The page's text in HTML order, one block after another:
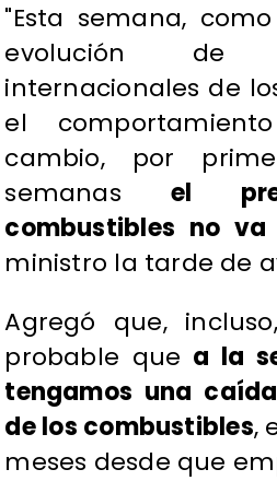
"Esta semana,
evolución de
internacionales de
el
cambio, por
semanasel
combustibles no
ministro la tarde de
Agregó que,
probable que a la
tengamos una
de los combustibles,
meses desde que